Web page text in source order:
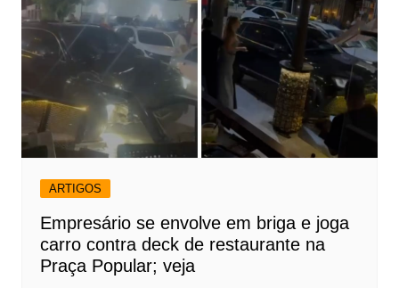
ARTIGOS
Empresário se envolve em briga e joga
carro contra deck de restaurante na
Praça Popular; veja